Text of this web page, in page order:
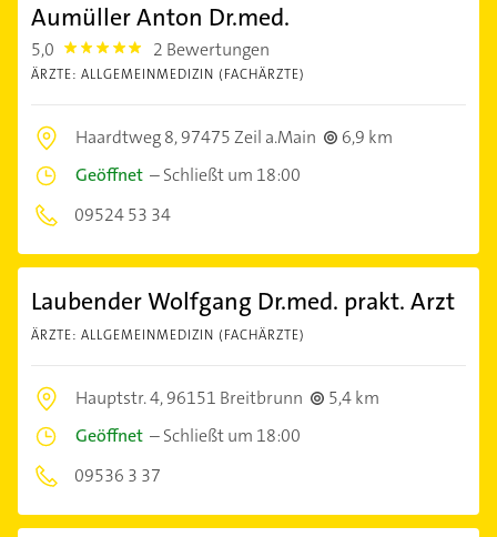
Aumüller Anton Dr.med.
5,0 5.0 2 Bewertungen
ÄRZTE: ALLGEMEINMEDIZIN (FACHÄRZTE)
Haardtweg 8,97475 Zeil a.Main
6,9 km
Geöffnet –Schließt um 18:00
09524 53 34
Laubender Wolfgang Dr.med. prakt. Arzt
ÄRZTE: ALLGEMEINMEDIZIN (FACHÄRZTE)
Hauptstr. 4,96151 Breitbrunn
5,4 km
Geöffnet –Schließt um 18:00
09536 3 37